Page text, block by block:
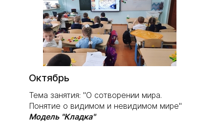
Октябрь
Тема занятия: "О сотворении мира.
Понятие о видимом и невидимом мире"
Модель "Кладка"